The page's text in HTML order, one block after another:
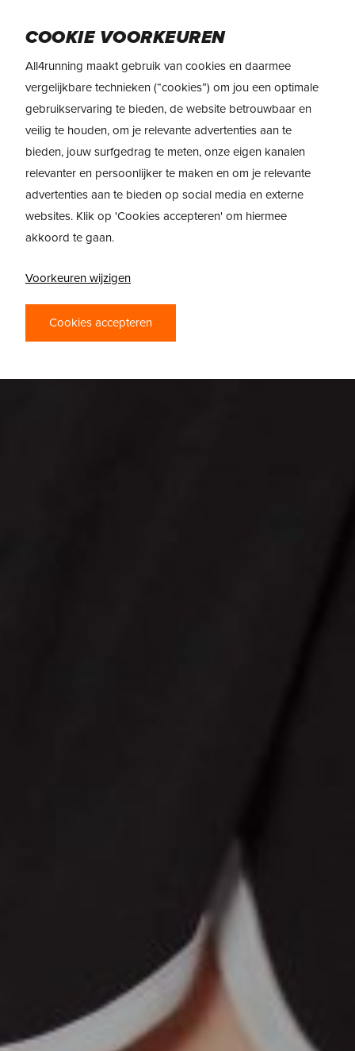
COOKIE VOORKEUREN
All4running maakt gebruik van cookies en daarmee
vergelijkbare technieken (“cookies”) om jou een optimale
gebruikservaring te bieden, de website betrouwbaar en
veilig te houden, om je relevante advertenties aan te
bieden, jouw surfgedrag te meten, onze eigen kanalen
relevanter en persoonlijker te maken en om je relevante
advertenties aan te bieden op social media en externe
websites. Klik op 'Cookies accepteren' om hiermee
akkoord te gaan.
Voorkeuren wijzigen
Cookies accepteren